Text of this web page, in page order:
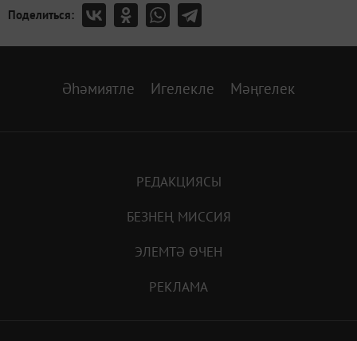
Поделиться:
Әһәмиятле Игелекле Мәңгелек
РЕДАКЦИЯСЫ
БЕЗНЕҢ МИССИЯ
ЭЛЕМТӘ ӨЧЕН
РЕКЛАМА